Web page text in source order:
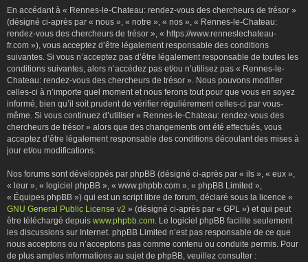
En accédant à « Rennes-le-Chateau: rendez-vous des chercheurs de trésor »
(désigné ci-après par « nous », « notre », « nos », « Rennes-le-Chateau:
rendez-vous des chercheurs de trésor », « https://www.renneslechateau-
fr.com »), vous acceptez d’être légalement responsable des conditions
suivantes. Si vous n’acceptez pas d’être légalement responsable de toutes les
conditions suivantes, alors n’accédez pas et/ou n’utilisez pas « Rennes-le-
Chateau: rendez-vous des chercheurs de trésor ». Nous pouvons modifier
celles-ci à n’importe quel moment et nous ferons tout pour que vous en soyez
informé, bien qu’il soit prudent de vérifier régulièrement celles-ci par vous-
même. Si vous continuez d’utiliser « Rennes-le-Chateau: rendez-vous des
chercheurs de trésor » alors que des changements ont été effectués, vous
acceptez d’être légalement responsable des conditions découlant des mises à
jour et/ou modifications.
Nos forums sont développés par phpBB (désigné ci-après par « ils », « eux »,
« leur », « logiciel phpBB », « www.phpbb.com », « phpBB Limited »,
« Équipes phpBB ») qui est un script libre de forum, déclaré sous la licence «
GNU General Public License v2 » (désigné ci-après par « GPL ») et qui peut
être téléchargé depuis www.phpbb.com. Le logiciel phpBB facilite seulement
les discussions sur Internet. phpBB Limited n’est pas responsable de ce que
nous acceptons ou n’acceptons pas comme contenu ou conduite permis. Pour
de plus amples informations au sujet de phpBB, veuillez consulter :